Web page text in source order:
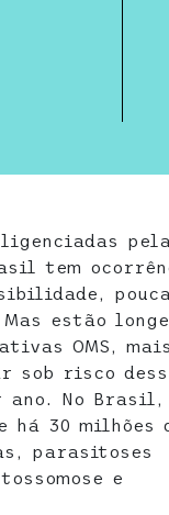
pela
tem
estão
OMS,
sob risco
ano. No Brasil,
há 30 milhões
parasitoses
e